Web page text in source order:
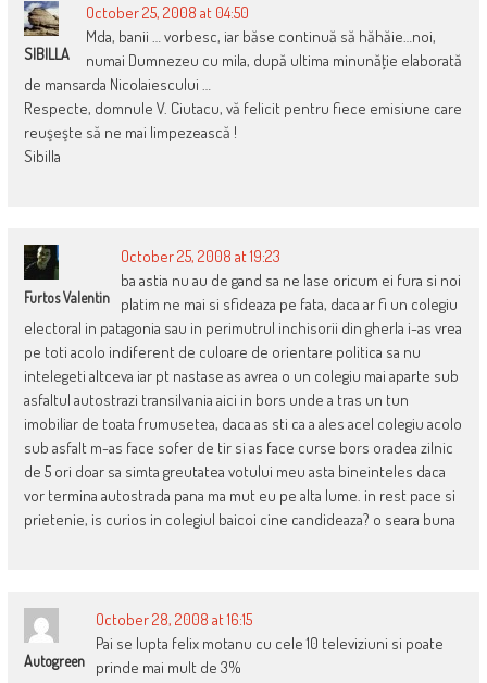
SIBILLA
October 25, 2008 at 04:50
Mda, banii … vorbesc, iar băse continuă să hăhăie…noi,
numai Dumnezeu cu mila, după ultima minunăţie elaborată
de mansarda Nicolaiescului …
Respecte, domnule V. Ciutacu, vă felicit pentru fiece emisiune care
reuşeşte să ne mai limpezească !
Sibilla
Furtos Valentin
October 25, 2008 at 19:23
ba astia nu au de gand sa ne lase oricum ei fura si noi
platim ne mai si sfideaza pe fata, daca ar fi un colegiu
electoral in patagonia sau in perimutrul inchisorii din gherla i-as vrea
pe toti acolo indiferent de culoare de orientare politica sa nu
intelegeti altceva iar pt nastase as avrea o un colegiu mai aparte sub
asfaltul autostrazi transilvania aici in bors unde a tras un tun
imobiliar de toata frumusetea, daca as sti ca a ales acel colegiu acolo
sub asfalt m-as face sofer de tir si as face curse bors oradea zilnic
de 5 ori doar sa simta greutatea votului meu asta bineinteles daca
vor termina autostrada pana ma mut eu pe alta lume. in rest pace si
prietenie, is curios in colegiul baicoi cine candideaza? o seara buna
Autogreen
October 28, 2008 at 16:15
Pai se lupta felix motanu cu cele 10 televiziuni si poate
prinde mai mult de 3%